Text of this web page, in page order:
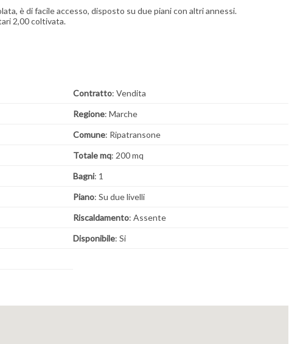
è di facile accesso, disposto su due piani con altri annessi.
2,00 coltivata.
Contratto: Vendita
Regione: Marche
Comune: Ripatransone
Totale mq: 200 mq
Bagni: 1
Piano: Su due livelli
Riscaldamento: Assente
Disponibile: Si